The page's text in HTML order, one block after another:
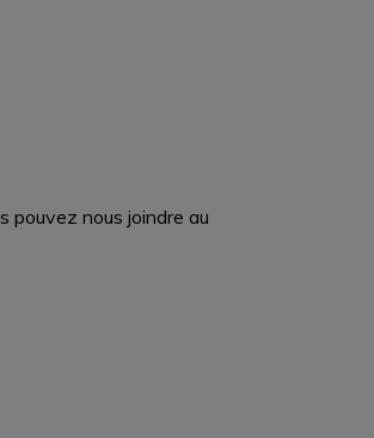
pouvez nous joindre au